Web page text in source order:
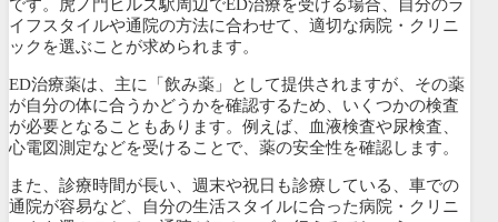
です。虎ノ門ヒルズ駅周辺でED治療を受ける場合、自分のラ
イフスタイルや通院の方法に合わせて、適切な病院・クリニ
ックを選ぶことが求められます。
ED治療薬は、主に「飲み薬」として提供されますが、その薬
が自分の体に合うかどうかを確認するため、いくつかの検査
が必要となることもあります。例えば、血液検査や尿検査、
心電図測定などを受けることで、薬の安全性を確認します。
また、診療時間が長い、週末や祝日も診療している、車での
通院が容易など、自分の生活スタイルに合った病院・クリニ